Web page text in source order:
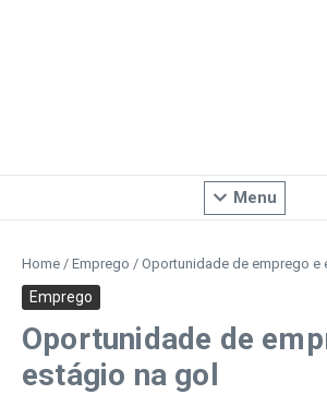
Menu
Home / Emprego / Oportunidade de emprego e
Emprego
Oportunidade de
estágio na gol